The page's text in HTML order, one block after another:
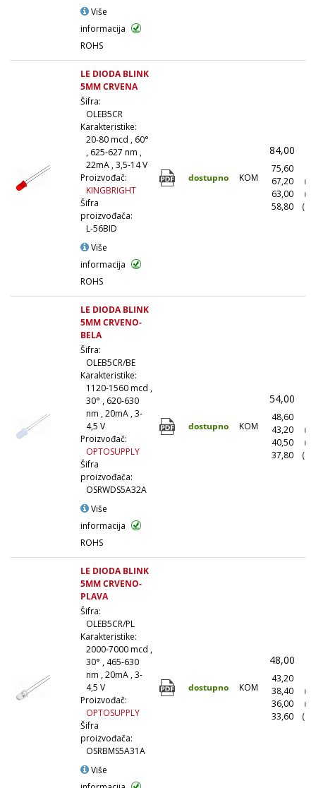
Više
informacija
ROHS
LE DIODA BLINK
5MM CRVENA
Šifra:
OLEB5CR
Karakteristike:
20-80 mcd , 60°
, 625-627 nm ,
22mA , 3,5-14 V
Proizvođač:
KINGBRIGHT
Šifra
proizvođača:
L-56BID
Više
informacija
ROHS
dostupno KOM
84,00
75,60
67,20
63,00
58,80
LE DIODA BLINK
5MM CRVENO-
BELA
Šifra:
OLEB5CR/BE
Karakteristike:
1120-1560 mcd ,
30° , 620-630
nm , 20mA , 3-
4,5 V
Proizvođač:
OPTOSUPPLY
Šifra
proizvođača:
OSRWDS5A32A
Više
informacija
ROHS
dostupno KOM
54,00
48,60
43,20
40,50
37,80
LE DIODA BLINK
5MM CRVENO-
PLAVA
Šifra:
OLEB5CR/PL
Karakteristike:
2000-7000 mcd ,
30° , 465-630
nm , 20mA , 3-
4,5 V
Proizvođač:
OPTOSUPPLY
Šifra
proizvođača:
OSRBMS5A31A
Više
dostupno KOM
48,00
43,20
38,40
36,00
33,60